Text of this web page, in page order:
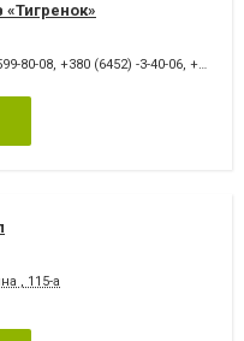
80-08, +380 (6452) -3-40-06, +380 (50) 73-10-100
, 115-а